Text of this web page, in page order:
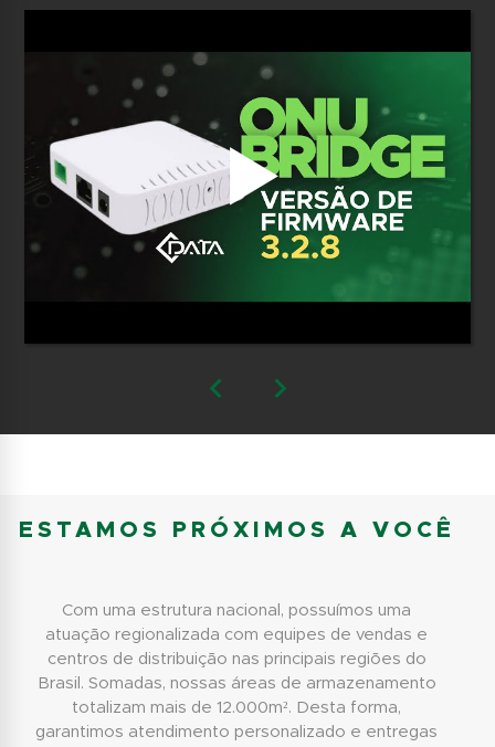
ESTAMOS PRÓXIMOS A VOCÊ
Com uma estrutura nacional, possuímos uma
atuação regionalizada com equipes de vendas e
centros de distribuição nas principais regiões do
Brasil. Somadas, nossas áreas de armazenamento
totalizam mais de 12.000m². Desta forma,
garantimos atendimento personalizado e entregas